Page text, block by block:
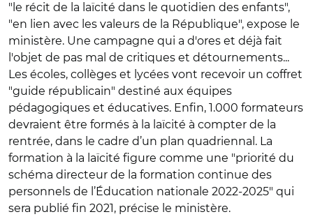
"le récit de la laïcité dans le quotidien des enfants",
"en lien avec les valeurs de la République", expose le
ministère. Une campagne qui a d'ores et déjà fait
l'objet de pas mal de critiques et détournements...
Les écoles, collèges et lycées vont recevoir un coffret
"guide républicain" destiné aux équipes
pédagogiques et éducatives. Enfin, 1.000 formateurs
devraient être formés à la laïcité à compter de la
rentrée, dans le cadre d’un plan quadriennal. La
formation à la laïcité figure comme une "priorité du
schéma directeur de la formation continue des
personnels de l’Éducation nationale 2022-2025" qui
sera publié fin 2021, précise le ministère.